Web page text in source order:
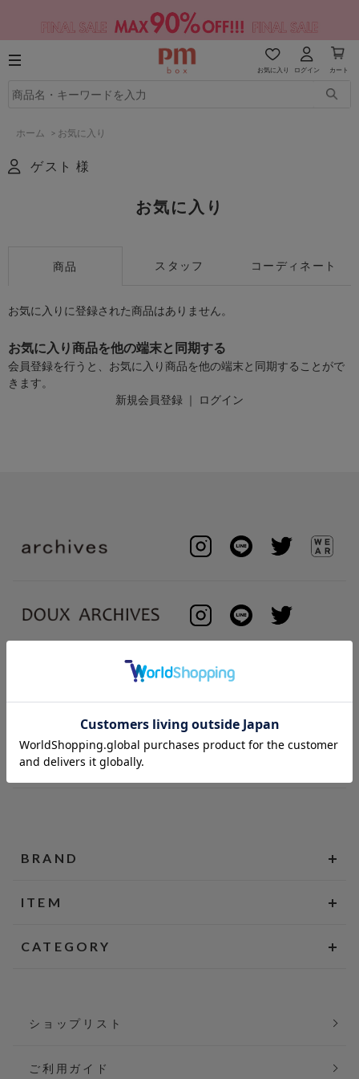
お気に入り ログイン カート
ホーム > お気に入り
ゲスト 様
お気に入り
商品 スタッフ コーディネート
お気に入りに登録された商品はありません。
お気に入り商品を他の端末と同期する
会員登録を行うと、お気に入り商品を他の端末と同期することがで
きます。
新規会員登録 ｜ ログイン
BRAND
ITEM
CATEGORY
ショップリスト
ご利用ガイド